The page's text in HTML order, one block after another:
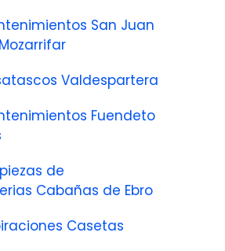
San Juan
Valdespartera
Fuendeto
de
Cabañas de Ebro
Casetas